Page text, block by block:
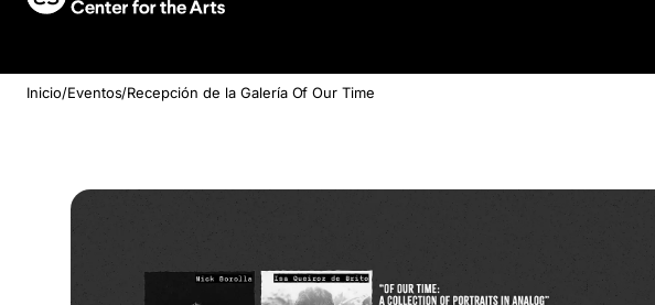
Inicio/Eventos/Recepción de la Galería Of Our Time